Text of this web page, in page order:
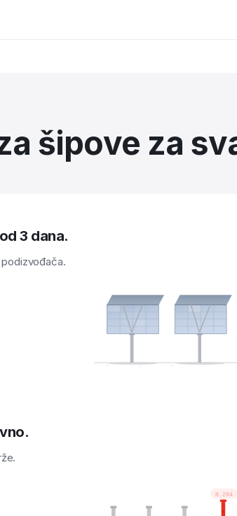
šipove za
3 dana.
podizvođača.
N.204